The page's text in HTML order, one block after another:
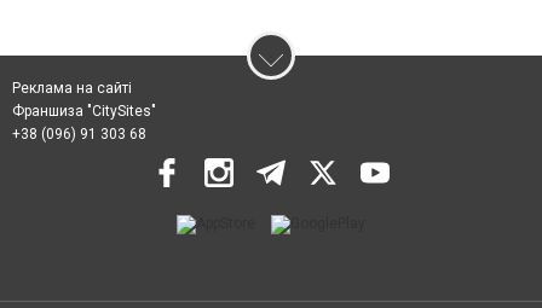
Реклама на сайті
Франшиза "CitySites"
+38 (096) 91 303 68